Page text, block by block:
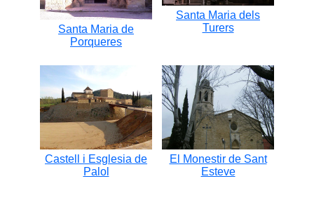
Santa Maria de
Porqueres
Santa Maria dels
Turers
Castell i Esglesia de
Palol
El Monestir de Sant
Esteve